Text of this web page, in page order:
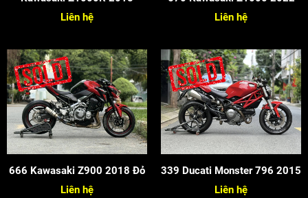
Liên hệ
Liên hệ
666 Kawasaki Z900 2018 Đỏ
Liên hệ
339 Ducati Monster 796 2015
Liên hệ